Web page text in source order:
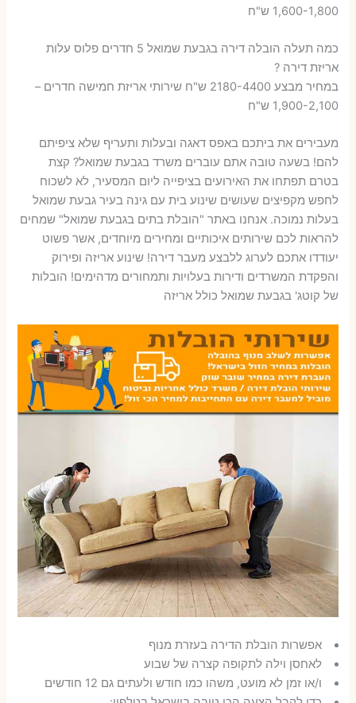
1,600-1,800 ש"ח
כמה תעלה הובלה דירה בגבעת שמואל 5 חדרים פלוס עלות
אריזת דירה ?
במחיר מבצע 2180-4400 ש"ח שירותי אריזת חמישה חדרים –
1,900-2,100 ש"ח
מעבירים את ביתכם באפס דאגה ובעלות ותעריף שלא ציפיתם
להם! בשעה טובה אתם עוברים משרד בגבעת שמואל? קצת
בטרם תפתחו את האירועים בציפייה ליום המסעיר, לא לשכוח
לחפש מקפיצים שעושים שינוע בית עם גינה בעיר גבעת שמואל
בעלות נמוכה. אנחנו באתר "הובלת בתים בגבעת שמואל" שמחים
להראות לכם שירותים איכותיים ומחירים מיוחדים, אשר פשוט
יעודדו אתכם לערוג ללבצע מעבר דירה! שינוע אריזה ופירוק
והפקדת המשרדים ודירות בעלויות ותמחורים מדהימים! הובלות
של קוטג' בגבעת שמואל כולל אריזה
אפשרות הובלת הדירה בעזרת מנוף
לאחסן וילה לתקופה קצרה של שבוע
ו/או זמן לא מועט, משהו כמו חודש ולעתים גם 12 חודשים